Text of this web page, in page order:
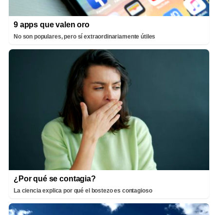
9 apps que valen oro
No son populares, pero sí extraordinariamente útiles
¿Por qué se contagia?
La ciencia explica por qué el bostezo es contagioso